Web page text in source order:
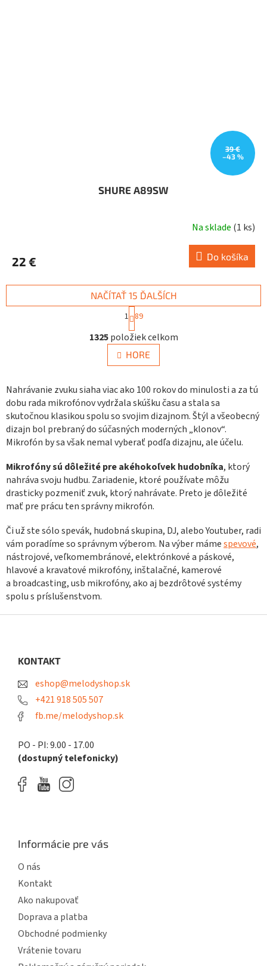
39 €
–43 %
SHURE A89SW
Na sklade (1 ks)
22 € Do košíka
O
v
l
á
a
c
i
e
p
r
k
y
v
ý
p
s
u
NAČÍTAŤ 15 ĎALŠÍCH
S
t
r
á
n
k
a
n
i
e
1 89
1325položiek celkom
HORE
Nahrávanie zvuku siaha viac ako 100 rokov do minulosti a za tú
dobu rada mikrofónov vydržala skúšku času a stala sa
skutočnou klasikou spolu so svojim dizajnom. Štýl a všeobecný
dizajn bol prebraný do súčasných moderných „klonov“.
Mikrofón by sa však nemal vyberať podľa dizajnu, ale účelu.
Mikrofóny sú dôležité pre akéhokoľvek hudobníka, ktorý
nahráva svoju hudbu. Zariadenie, ktoré používate môžu
drasticky pozmeniť zvuk, ktorý nahrávate. Preto je dôležité
mať pre prácu ten správny mikrofón.
Či už ste sólo spevák, hudobná skupina, DJ, alebo Youtuber, radi
vám poradíme so správnym výberom. Na výber mámespevové,
nástrojové, veľkomembránové, elektrónkové a páskové,
hlavové a kravatové mikrofóny, inštalačné, kamerové
a broadcasting, usb mikrofóny, ako aj bezdrôtové systémy
spolu s príslušenstvom.
KONTAKT
eshop@melodyshop.sk
+421 918 505 507
fb.me/melodyshop.sk
PO - PI: 9.00 - 17.00
(dostupný telefonicky)
Informácie pre vás
O nás
Kontakt
Ako nakupovať
Doprava a platba
Obchodné podmienky
Vrátenie tovaru